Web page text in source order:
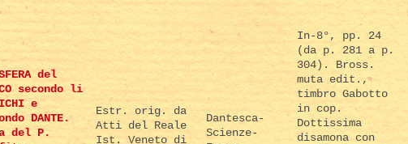
del
secondo li
e
DANTE.
del P.
Estr. orig. da
Atti del Reale
Ist. Veneto di
Dantesca-
Scienze-
In-8°, pp. 24
(da p. 281 a p.
304). Bross.
muta edit.,
timbro Gabotto
in cop.
Dottissima
disamona con